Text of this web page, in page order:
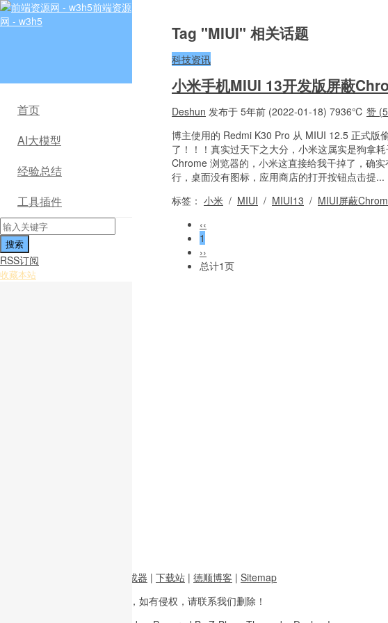
前端资源
网 - w3h5
首页
AI大模型
经验总结
工具插件
RSS订阅
收藏本站
Tag "MIUI" 相关话题
科技资讯
小米手机MIUI 13开发版屏蔽
Deshun 发布于 5年前 (2022-01-18) 7936℃ 赞 (5
博主使用的 Redmi K30 Pro 从 MIUI 12.5 正式版
了！！！真实过天下之大分，小米这属实是狗拿
Chrome 浏览器的，小米这直接给我干掉了，确
行，桌面没有图标，应用商店的打开按钮点击提...
标签： 小米 / MIUI / MIUI13 / MIUI屏蔽
‹‹
1
››
总计1页
图片二维码生成器 | 下载站 | 德顺博客 | Sitemap
多整理于互联网， 如有侵权，请联系我们删除！